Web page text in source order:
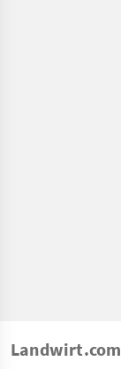
Landwirt.com